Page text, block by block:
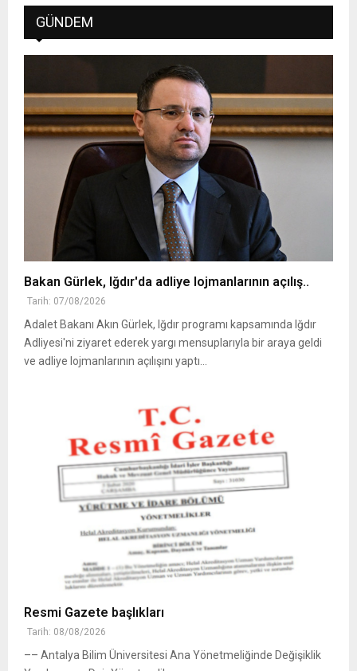
GÜNDEM
Bakan Gürlek, Iğdır'da adliye lojmanlarının açılış..
Tarih: 07/08/2026
Adalet Bakanı Akın Gürlek, Iğdır programı kapsamında Iğdır
Adliyesi'ni ziyaret ederek yargı mensuplarıyla bir araya geldi
ve adliye lojmanlarının açılışını yaptı...
Resmi Gazete başlıkları
Tarih: 08/08/2026
–– Antalya Bilim Üniversitesi Ana Yönetmeliğinde Değişiklik